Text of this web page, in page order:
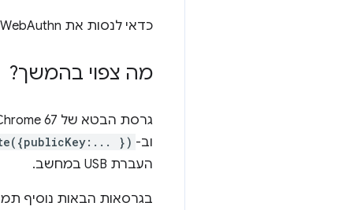
כדאי לנסות את WebAuthn בעצמך בכתובת
מה צפוי בהמשך?
גרסת הבטא של Chrome 67 כוללת תמיכה ב-
וב- })
העברת USB במחשב.